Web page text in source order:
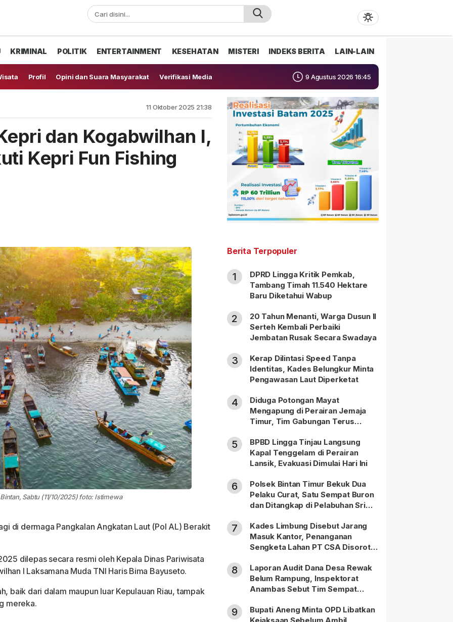
KRIMINAL POLITIK ENTERTAINMENT KESEHATAN MISTERI INDEKS BERITA LAIN-LAIN
Profil Opini dan Suara Masyarakat Verifikasi Media 9 Agustus 2026 16:45
11 Oktober 2025 21:38
dan Kogabwilhan I,
Kepri Fun Fishing
Sabtu (11/10/2025) foto: Istimewa
di dermaga Pangkalan Angkatan Laut (Pol AL) Berakit
dilepas secara resmi oleh Kepala Dinas Pariwisata
I Laksamana Muda TNI Haris Bima Bayuseto.
baik dari dalam maupun luar Kepulauan Riau, tampak
mereka.
Berita Terpopuler
1
DPRD Lingga Kritik Pemkab,
Tambang Timah 11.540 Hektare
Baru Diketahui Wabup
2
20 Tahun Menanti, Warga Dusun II
Serteh Kembali Perbaiki
Jembatan Rusak Secara Swadaya
3
Kerap Dilintasi Speed Tanpa
Identitas, Kades Belungkur Minta
Pengawasan Laut Diperketat
4
Diduga Potongan Mayat
Mengapung di Perairan Jemaja
Timur, Tim Gabungan Terus
5
BPBD Lingga Tinjau Langsung
Kapal Tenggelam di Perairan
Lansik, Evakuasi Dimulai Hari Ini
6
Polsek Bintan Timur Bekuk Dua
Pelaku Curat, Satu Sempat Buron
dan Ditangkap di Pelabuhan Sri
7
Kades Limbung Disebut Jarang
Masuk Kantor, Penanganan
Sengketa Lahan PT CSA Disorot
8
Laporan Audit Dana Desa Rewak
Belum Rampung, Inspektorat
Anambas Sebut Tim Sempat
9
Bupati Aneng Minta OPD Libatkan